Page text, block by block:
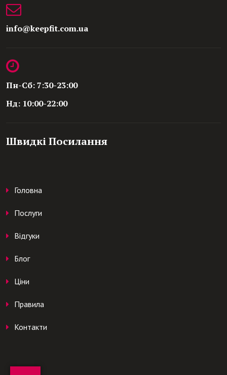
info@keepfit.com.ua
Пн-Сб: 7:30-23:00
Нд: 10:00-22:00
Швидкі Посилання
Головна
Послуги
Відгуки
Блог
Ціни
Правила
Контакти